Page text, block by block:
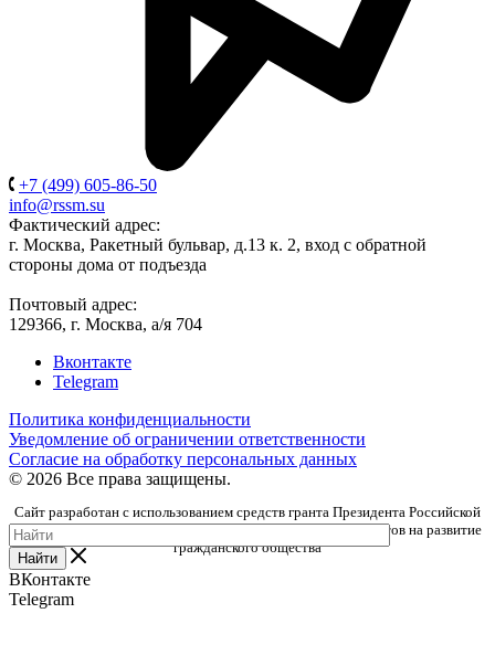
+7 (499) 605-86-50
info@rssm.su
Фактический адрес:
г. Москва, Ракетный бульвар, д.13 к. 2, вход с обратной
стороны дома от подъезда
Почтовый адрес:
129366, г. Москва, а/я 704
Вконтакте
Telegram
Политика конфиденциальности
Уведомление об ограничении ответственности
Согласие на обработку персональных данных
© 2026 Все права защищены.
Сайт разработан с использованием средств гранта Президента Российской
Федерации, предоставленного Фондом президентских грантов на развитие
гражданского общества
Найти
ВКонтакте
Telegram